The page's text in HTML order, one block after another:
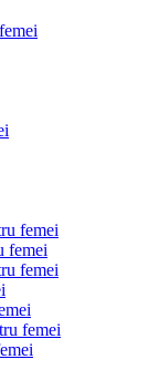
femei
femei
femei
femei